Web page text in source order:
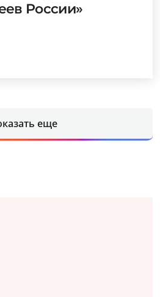
России»
еще